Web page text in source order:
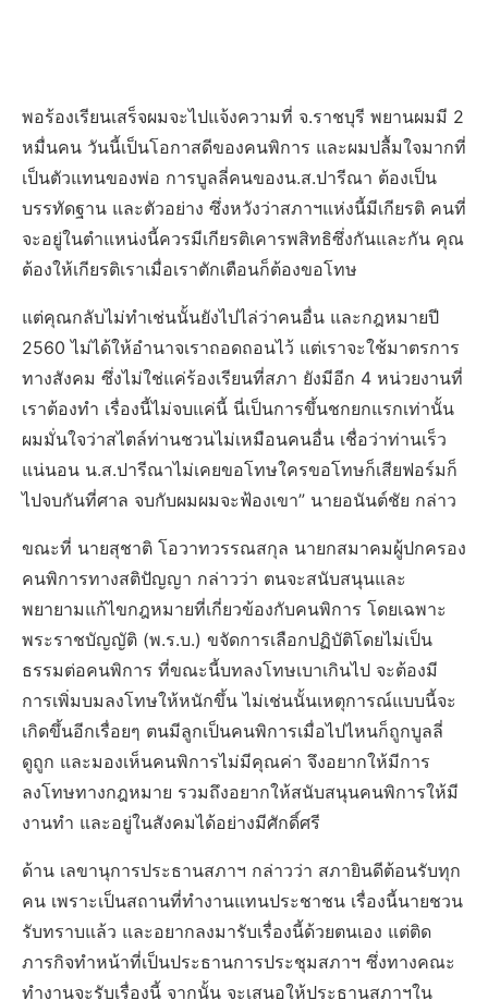
พอร้องเรียนเสร็จผมจะไปแจ้งความที่ จ.ราชบุรี พยานผมมี 2
หมื่นคน วันนี้เป็นโอกาสดีของคนพิการ และผมปลื้มใจมากที่
เป็นตัวแทนของพ่อ การบูลลี่คนของน.ส.ปารีณา ต้องเป็น
บรรทัดฐาน และตัวอย่าง ซึ่งหวังว่าสภาฯแห่งนี้มีเกียรติ คนที่
จะอยู่ในตำแหน่งนี้ควรมีเกียรติเคารพสิทธิซึ่งกันและกัน คุณ
ต้องให้เกียรติเราเมื่อเราตักเตือนก็ต้องขอโทษ
แต่คุณกลับไม่ทำเช่นนั้นยังไปไล่ว่าคนอื่น และกฎหมายปี
2560 ไม่ได้ให้อำนาจเราถอดถอนไว้ แต่เราจะใช้มาตรการ
ทางสังคม ซึ่งไม่ใช่แค่ร้องเรียนที่สภา ยังมีอีก 4 หน่วยงานที่
เราต้องทำ เรื่องนี้ไม่จบแค่นี้ นี่เป็นการขึ้นชกยกแรกเท่านั้น
ผมมั่นใจว่าสไตล์ท่านชวนไม่เหมือนคนอื่น เชื่อว่าท่านเร็ว
แน่นอน น.ส.ปารีณาไม่เคยขอโทษใครขอโทษก็เสียฟอร์มก็
ไปจบกันที่ศาล จบกับผมผมจะฟ้องเขา” นายอนันต์ชัย กล่าว
ขณะที่ นายสุชาติ โอวาทวรรณสกุล นายกสมาคมผู้ปกครอง
คนพิการทางสติปัญญา กล่าวว่า ตนจะสนับสนุนและ
พยายามแก้ไขกฎหมายที่เกี่ยวข้องกับคนพิการ โดยเฉพาะ
พระราชบัญญัติ (พ.ร.บ.) ขจัดการเลือกปฏิบัติโดยไม่เป็น
ธรรมต่อคนพิการ ที่ขณะนี้บทลงโทษเบาเกินไป จะต้องมี
การเพิ่มบมลงโทษให้หนักขึ้น ไม่เช่นนั้นเหตุการณ์แบบนี้จะ
เกิดขึ้นอีกเรื่อยๆ ตนมีลูกเป็นคนพิการเมื่อไปไหนก็ถูกบูลลี่
ดูถูก และมองเห็นคนพิการไม่มีคุณค่า จึงอยากให้มีการ
ลงโทษทางกฎหมาย รวมถึงอยากให้สนับสนุนคนพิการให้มี
งานทำ และอยู่ในสังคมได้อย่างมีศักดิ์ศรี
ด้าน เลขานุการประธานสภาฯ กล่าวว่า สภายินดีต้อนรับทุก
คน เพราะเป็นสถานที่ทำงานแทนประชาชน เรื่องนี้นายชวน
รับทราบแล้ว และอยากลงมารับเรื่องนี้ด้วยตนเอง แต่ติด
ภารกิจทำหน้าที่เป็นประธานการประชุมสภาฯ ซึ่งทางคณะ
ทำงานจะรับเรื่องนี้ จากนั้น จะเสนอให้ประธานสภาฯใน